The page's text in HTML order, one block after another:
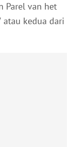
Parel van het
kedua dari